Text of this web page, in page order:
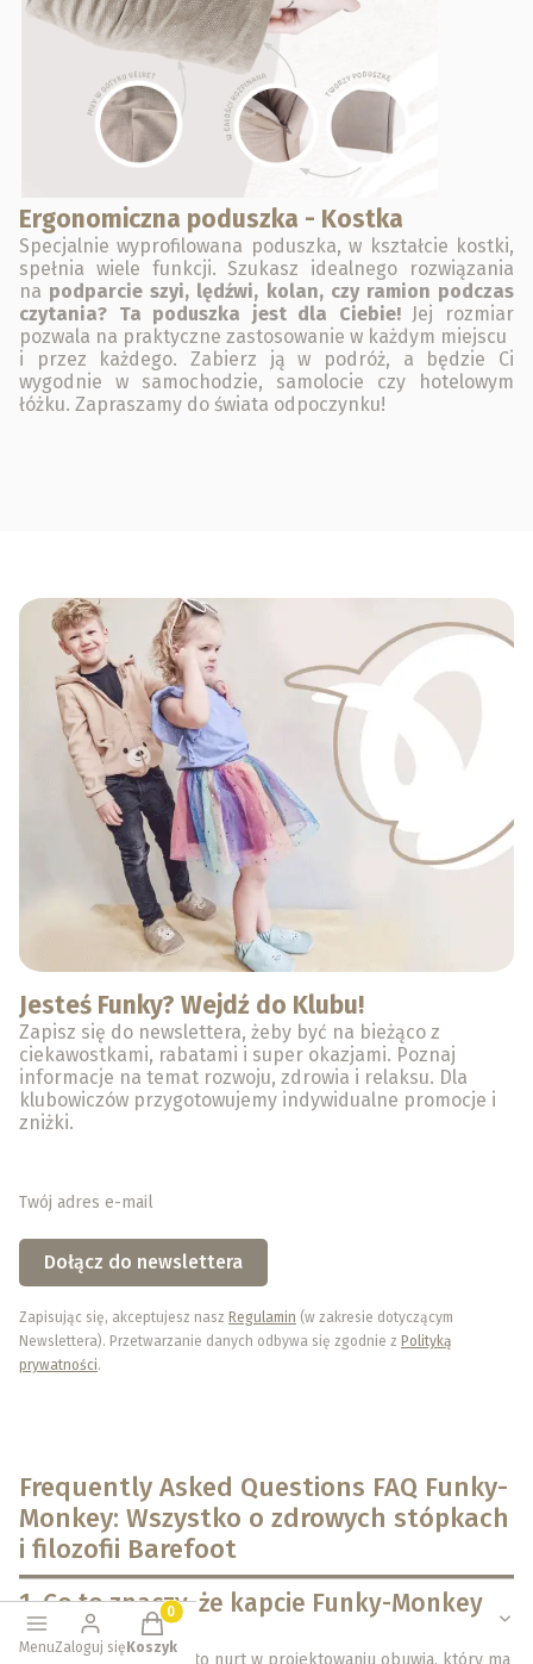
Ergonomiczna poduszka - Kostka
Specjalnie wyprofilowana poduszka, w kształcie kostki,
spełnia wiele funkcji. Szukasz idealnego rozwiązania
na podparcie szyi, lędźwi, kolan, czy ramion podczas
czytania? Ta poduszka jest dla Ciebie! Jej rozmiar
pozwala na praktyczne zastosowanie w każdym miejscu
i przez każdego. Zabierz ją w podróż, a będzie Ci
wygodnie w samochodzie, samolocie czy hotelowym
łóżku. Zapraszamy do świata odpoczynku!
Jesteś Funky? Wejdź do Klubu!
Zapisz się do newslettera, żeby być na bieżąco z
ciekawostkami, rabatami i super okazjami. Poznaj
informacje na temat rozwoju, zdrowia i relaksu. Dla
klubowiczów przygotowujemy indywidualne promocje i
zniżki.
Twój adres e-mail
Dołącz do newslettera
Zapisując się, akceptujesz nasz Regulamin (w zakresie dotyczącym
Newslettera). Przetwarzanie danych odbywa się zgodnie z Polityką
prywatności.
Frequently Asked Questions FAQ Funky-
Monkey: Wszystko o zdrowych stópkach
i filozofii Barefoot
1.Co to znaczy, że kapcie Funky-Monkey
są „barefoot”?
Barefoot (z ang. boso) to nurt w projektowaniu obuwia, który ma
MenuZaloguj się
Produkty w koszyku: 0. Zobacz szczegóły
Koszyk